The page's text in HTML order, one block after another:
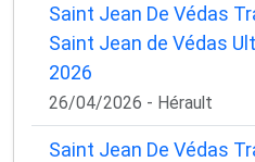
Saint Jean De Védas
Saint Jean de Védas
2026
26/04/2026 - Hérault
Saint Jean De Védas